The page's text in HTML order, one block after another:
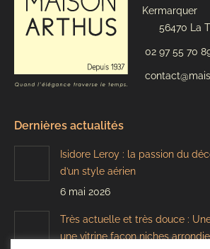
Kermarquer
56470 La
02 97 55 70
Dernières actualités
Isidore Leroy : la passion du
d’un style aérien
6 mai 2026
Très actuelle et très douce :
une vitrine façon niches